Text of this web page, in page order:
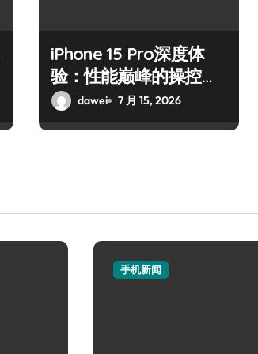
iPhone 15 Pro深度体
验：性能巅峰的操控艺
术
dawei 7 月 15, 2026
手机新闻